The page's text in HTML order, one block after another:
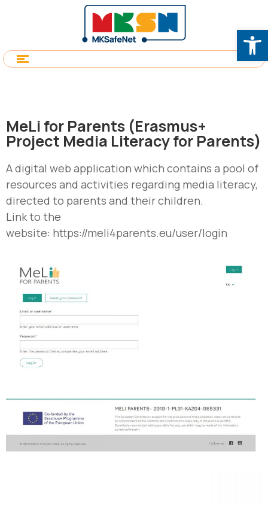
MeLi for Parents (Erasmus+
Project Media Literacy for Parents)
A digital web application which contains a pool of
resources and activities regarding media literacy,
directed to parents and their children.
Link to the
website: https://meli4parents.eu/user/login